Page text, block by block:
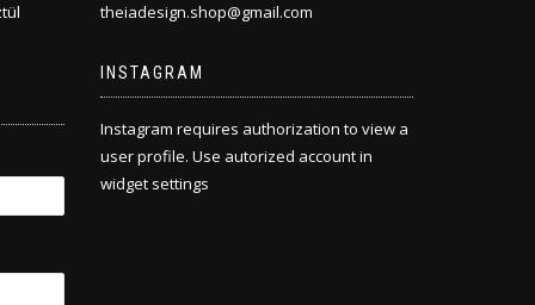
theiadesign.shop@gmail.com
INSTAGRAM
Instagram requires authorization to view a
user profile. Use autorized account in
widget settings